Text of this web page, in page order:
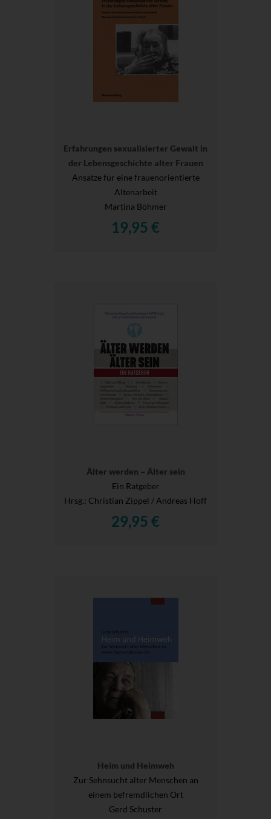
Erfahrungen sexualisierter Gewalt in
der Lebensgeschichte alter Frauen
Ansätze für eine frauenorientierte
Altenarbeit
Martina Böhmer
19,95 €
Älter werden – Älter sein
Ein Ratgeber
Hrsg.: Christian Zippel / Andreas Hoff
29,95 €
Heim und Heimweh
Zur Sehnsucht alter Menschen an
einem befremdlichen Ort
Gerd Schuster